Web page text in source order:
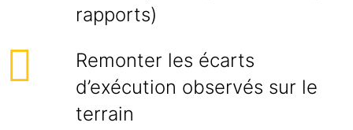
rapports)
Remonter les écarts
d’exécution observés sur le
terrain